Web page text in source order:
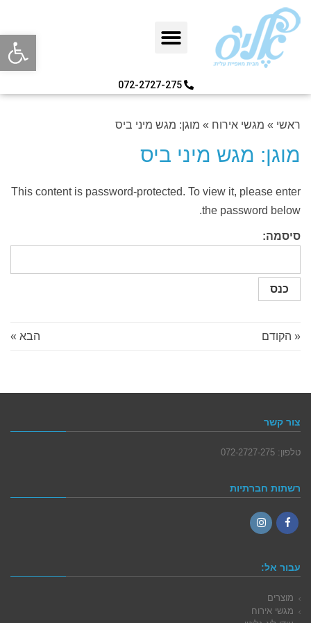
פתח
072-2727-275
ראשי » מגשי אירוח » מוגן: מגש מיני ביס
מוגן: מגש מיני ביס
This content is password-protected. To view it, please enter
the password below.
סיסמה:
« הקודם הבא »
צור קשר
טלפון: 072-2727-275
רשתות חברתיות
עבור אל:
מוצרים
מגשי אירוח